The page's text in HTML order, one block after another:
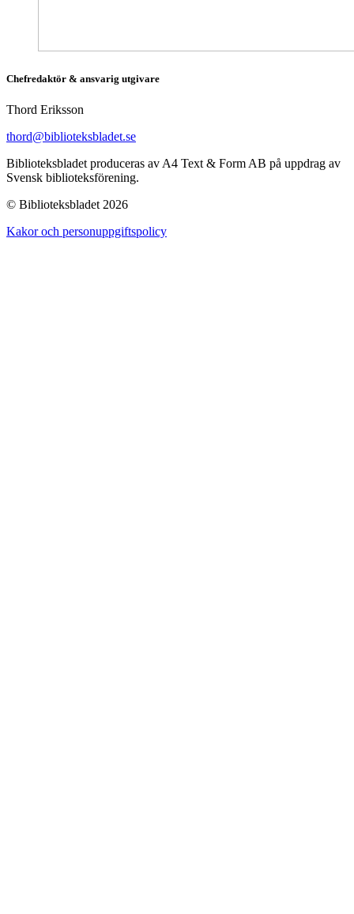
Chefredaktör & ansvarig utgivare
Thord Eriksson
thord@biblioteksbladet.se
Biblioteksbladet produceras av A4 Text & Form AB på uppdrag av
Svensk biblioteksförening.
© Biblioteksbladet 2026
Kakor och personuppgiftspolicy